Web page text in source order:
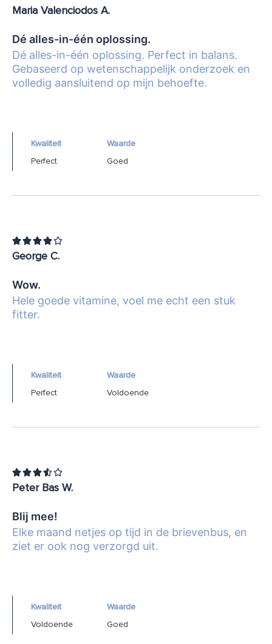
Maria Valenciodos A.
Dé alles-in-één oplossing.
Dé alles-in-één oplossing. Perfect in balans.
Gebaseerd op wetenschappelijk onderzoek en
volledig aansluitend op mijn behoefte.
Kwaliteit
Perfect
Waarde
Goed

George C.
Wow.
Hele goede vitamine, voel me echt een stuk
fitter.
Kwaliteit
Perfect
Waarde
Voldoende

Peter Bas W.
Blij mee!
Elke maand netjes op tijd in de brievenbus, en
ziet er ook nog verzorgd uit.
Kwaliteit
Voldoende
Waarde
Goed